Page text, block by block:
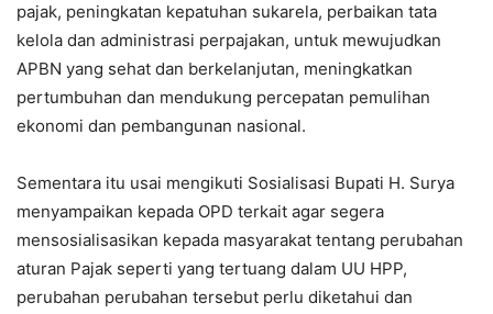
pajak, peningkatan kepatuhan sukarela, perbaikan tata
kelola dan administrasi perpajakan, untuk mewujudkan
APBN yang sehat dan berkelanjutan, meningkatkan
pertumbuhan dan mendukung percepatan pemulihan
ekonomi dan pembangunan nasional.
Sementara itu usai mengikuti Sosialisasi Bupati H. Surya
menyampaikan kepada OPD terkait agar segera
mensosialisasikan kepada masyarakat tentang perubahan
aturan Pajak seperti yang tertuang dalam UU HPP,
perubahan perubahan tersebut perlu diketahui dan